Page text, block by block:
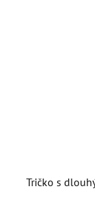
Tričko s